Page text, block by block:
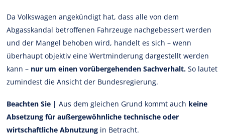
Da Volkswagen angekündigt hat, dass alle von dem
Abgasskandal betroffenen Fahrzeuge nachgebessert werden
und der Mangel behoben wird, handelt es sich – wenn
überhaupt objektiv eine Wertminderung dargestellt werden
kann – nur um einen vorübergehenden Sachverhalt. So lautet
zumindest die Ansicht der Bundesregierung.
Beachten Sie |Aus dem gleichen Grund kommt auch keine
Absetzung für außergewöhnliche technische oder
wirtschaftliche Abnutzung in Betracht.